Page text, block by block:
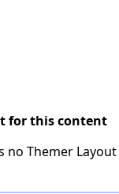
for this content
no Themer